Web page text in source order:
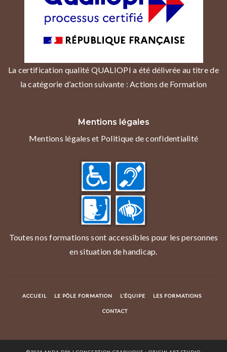
La certification qualité QUALIOPI a été délivrée au titre de
la catégorie d’action suivante : Actions de Formation
Mentions légales
Mentions légales et Politique de confidentialité
Toutes nos formations sont accessibles pour les personnes
en situation de handicap.
ACCUEIL LE PÔLE FORMATION L’ÉQUIPE LES FORMATIONS
CONTACT